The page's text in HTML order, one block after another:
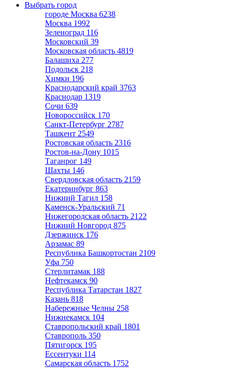
Выбрать город
городе Москва 6238
Москва 1992
Зеленоград 116
Московский 39
Московская область 4819
Балашиха 277
Подольск 218
Химки 196
Краснодарский край 3763
Краснодар 1319
Сочи 639
Новороссийск 170
Санкт-Петербург 2787
Ташкент 2549
Ростовская область 2316
Ростов-на-Дону 1015
Таганрог 149
Шахты 146
Свердловская область 2159
Екатеринбург 863
Нижний Тагил 158
Каменск-Уральский 71
Нижегородская область 2122
Нижний Новгород 875
Дзержинск 176
Арзамас 89
Республика Башкортостан 2109
Уфа 750
Стерлитамак 188
Нефтекамск 90
Республика Татарстан 1827
Казань 818
Набережные Челны 258
Нижнекамск 104
Ставропольский край 1801
Ставрополь 350
Пятигорск 195
Ессентуки 114
Самарская область 1752